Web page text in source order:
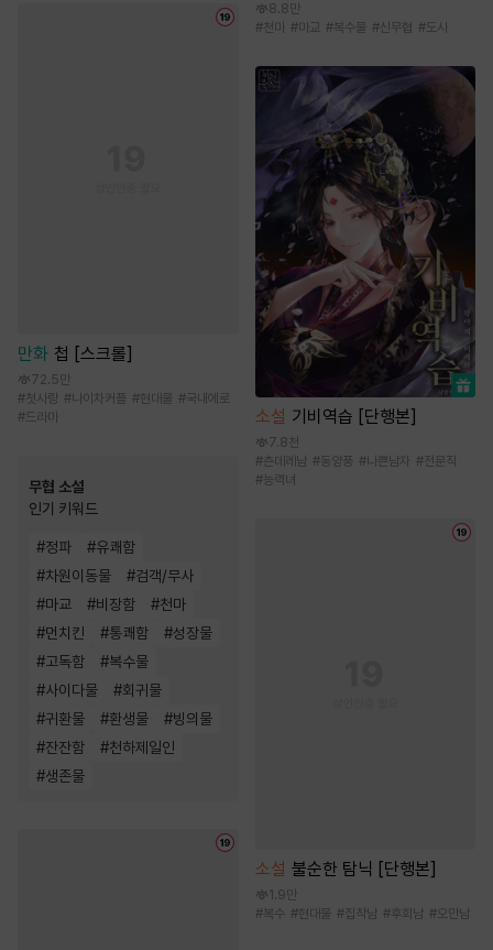
만화 첩 [스크롤]
72.5만
#첫사랑 #나이차커플 #현대물 #국내에로
#드라마
무협 소설
인기 키워드
#정파 #유쾌함
#차원이동물 #검객/무사
#마교 #비장함 #천마
#먼치킨 #통쾌함 #성장물
#고독함 #복수물
#사이다물 #회귀물
#귀환물 #환생물 #빙의물
#잔잔함 #천하제일인
#생존물
8.8만
#천마 #마교 #복수물 #신무협 #도사
소설 기비역습 [단행본]
7.8천
#츤데레남 #동양풍 #나쁜남자 #전문직
#능력녀
소설 불순한 탐닉 [단행본]
1.9만
#복수 #현대물 #집착남 #후회남 #오만남